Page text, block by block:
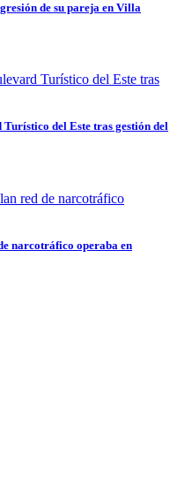
de su pareja en Villa
del Este tras gestión del
narcotráfico operaba en